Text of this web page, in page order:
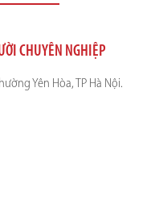
CHUYÊN NGHIỆP
Yên Hòa, TP Hà Nội.